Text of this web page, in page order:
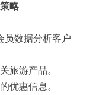
略
员数据分析客户
旅游产品。
优惠信息。